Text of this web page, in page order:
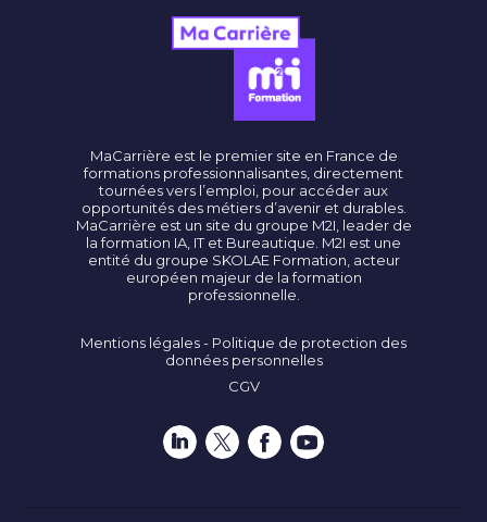
MaCarrière est le premier site en France de
formations professionnalisantes, directement
tournées vers l’emploi, pour accéder aux
opportunités des métiers d’avenir et durables.
MaCarrière est un site du groupe M2I, leader de
la formation IA, IT et Bureautique. M2I est une
entité du groupe SKOLAE Formation, acteur
européen majeur de la formation
professionnelle.
Mentions légales - Politique de protection des
données personnelles
CGV